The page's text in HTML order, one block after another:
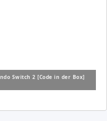
Switch 2 [Code in der Box]